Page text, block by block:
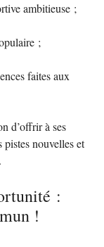
ambitieuse ;
;
faites aux
d’offrir à ses
pistes nouvelles et
:
!